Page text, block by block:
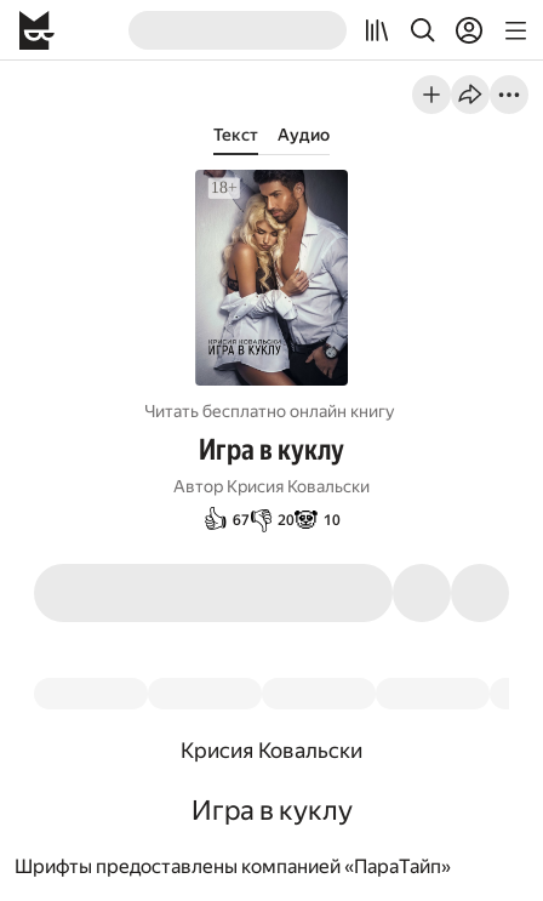
Текст Аудио
Читать бесплатно онлайн книгу
Игра в куклу
Автор Крисия Ковальски
👍 67👎 20🐼 10
Крисия Ковальски
Игра в куклу
Шрифты предоставлены компанией «ПараТайп»